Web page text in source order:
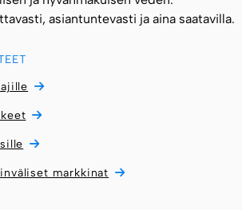
asiantuntevasti ja aina saatavilla.
markkinat